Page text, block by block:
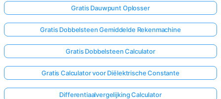
Gratis Dauwpunt Oplosser
Gratis Dobbelsteen Gemiddelde Rekenmachine
Gratis Dobbelsteen Calculator
Gratis Calculator voor Diëlektrische Constante
Differentiaalvergelijking Calculator